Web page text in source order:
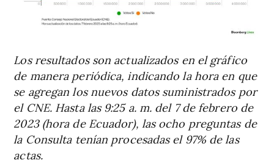
Los resultados son actualizados en el gráfico
de manera periódica, indicando la hora en que
se agregan los nuevos datos suministrados por
el CNE. Hasta las 9:25 a. m. del 7 de febrero de
2023 (hora de Ecuador), las ocho preguntas de
la Consulta tenían procesadas el 97% de las
actas.